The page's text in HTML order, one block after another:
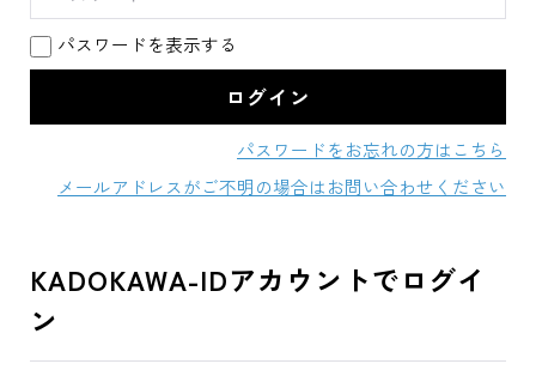
パスワードを表示する
パスワードをお忘れの方はこちら
メールアドレスがご不明の場合はお問い合わせください
KADOKAWA-IDアカウントでログイ
ン